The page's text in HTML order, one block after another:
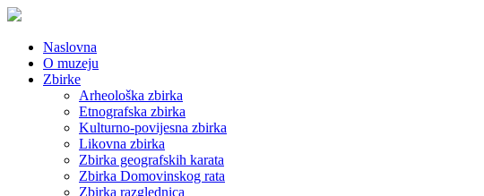
Naslovna
O muzeju
Zbirke
Arheološka zbirka
Etnografska zbirka
Kulturno-povijesna zbirka
Likovna zbirka
Zbirka geografskih karata
Zbirka Domovinskog rata
Zbirka razglednica